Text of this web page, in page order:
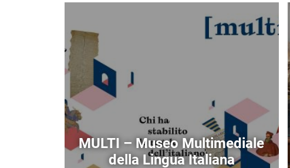
MULTI – Museo Multimediale
della Lingua Italiana